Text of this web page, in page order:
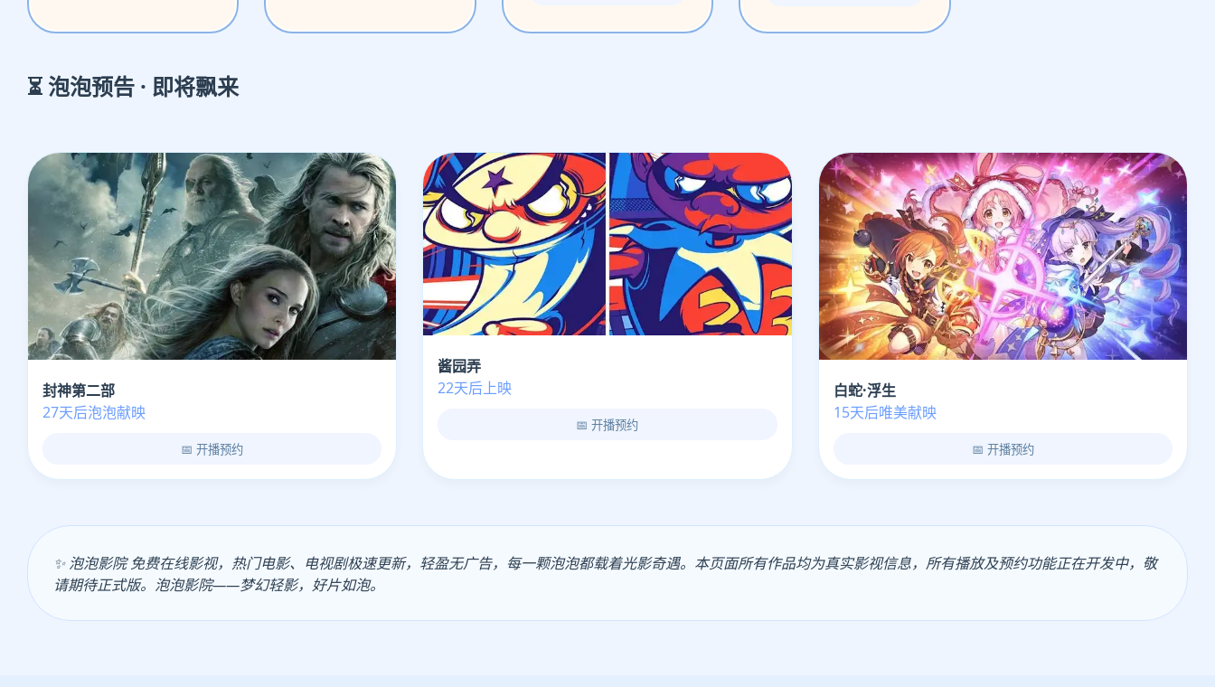
⏳ 泡泡预告 · 即将飘来
封神第二部
27天后泡泡献映
📅 开播预约
酱园弄
22天后上映
📅 开播预约
白蛇·浮生
15天后唯美献映
📅 开播预约
✨ 泡泡影院 免费在线影视，热门电影、电视剧极速更新，轻盈无广告，每一颗泡泡都载着光影奇遇。本页面所有作品均为真实影视信息，所有播放及预约功能正在开发中，敬
请期待正式版。泡泡影院——梦幻轻影，好片如泡。